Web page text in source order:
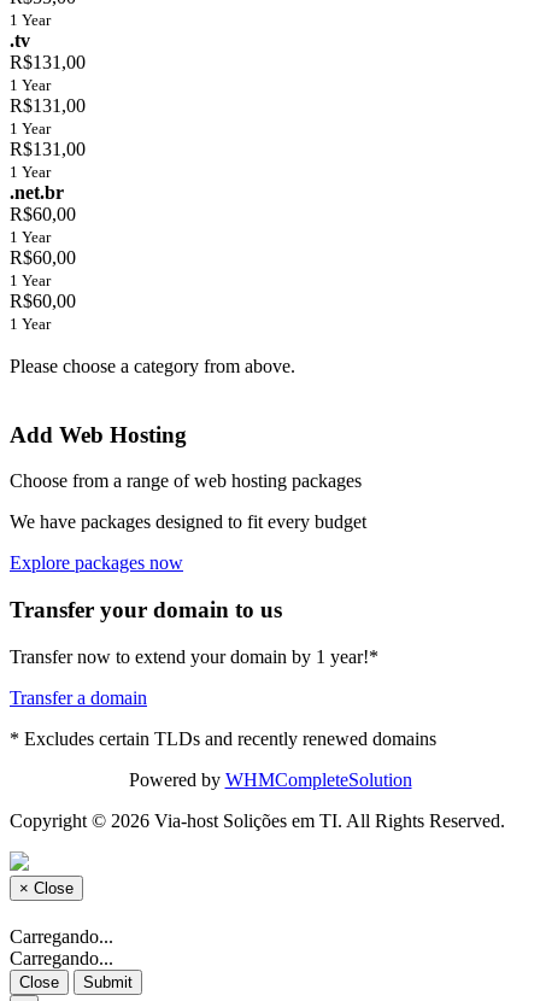
1 Year
.tv
R$131,00
1 Year
R$131,00
1 Year
R$131,00
1 Year
.net.br
R$60,00
1 Year
R$60,00
1 Year
R$60,00
1 Year
Please choose a category from above.
Add Web Hosting
Choose from a range of web hosting packages
We have packages designed to fit every budget
Explore packages now
Transfer your domain to us
Transfer now to extend your domain by 1 year!*
Transfer a domain
* Excludes certain TLDs and recently renewed domains
Powered by WHMCompleteSolution
Copyright © 2026 Via-host Solições em TI. All Rights Reserved.
× Close
Carregando...
Carregando...
Close
Submit